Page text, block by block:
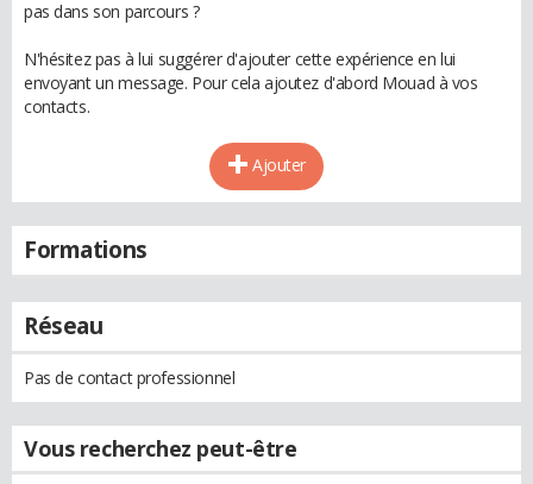
pas dans son parcours ?
N'hésitez pas à lui suggérer d'ajouter cette expérience en lui
envoyant un message. Pour cela ajoutez d'abord Mouad à vos
contacts.
Ajouter
Formations
Réseau
Pas de contact professionnel
Vous recherchez peut-être